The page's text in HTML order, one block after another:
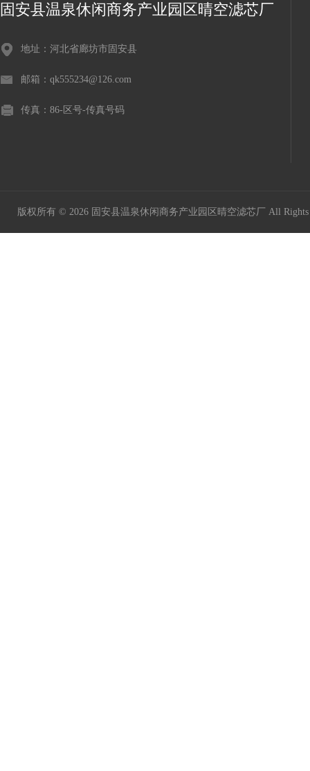
固安县温泉休闲商务产业园区晴空滤芯厂
地址：河北省廊坊市固安县
邮箱：qk555234@126.com
传真：86-区号-传真号码
版权所有 © 2026 固安县温泉休闲商务产业园区晴空滤芯厂 All